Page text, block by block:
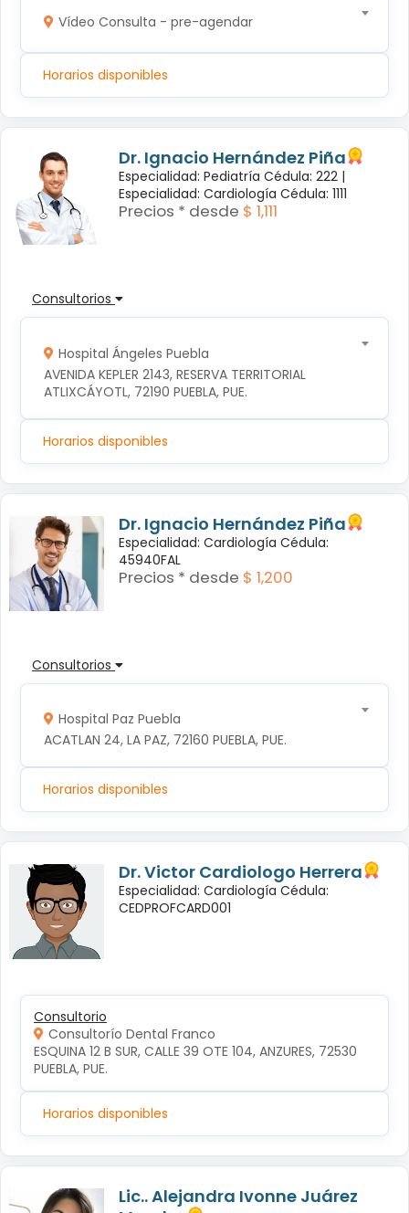
Vídeo Consulta - pre-agendar
Horarios disponibles
Dr. Ignacio Hernández Piña
Especialidad: Pediatría Cédula: 222 |
Especialidad: Cardiología Cédula: 1111
Precios * desde $ 1,111
Consultorios
Hospital Ángeles Puebla
AVENIDA KEPLER 2143, RESERVA TERRITORIAL
ATLIXCÁYOTL, 72190 PUEBLA, PUE.
Horarios disponibles
Dr. Ignacio Hernández Piña
Especialidad: Cardiología Cédula:
45940FAL
Precios * desde $ 1,200
Consultorios
Hospital Paz Puebla
ACATLAN 24, LA PAZ, 72160 PUEBLA, PUE.
Horarios disponibles
Dr. Victor Cardiologo Herrera
Especialidad: Cardiología Cédula:
CEDPROFCARD001
Consultorio
Consultorío Dental Franco
ESQUINA 12 B SUR, CALLE 39 OTE 104, ANZURES, 72530
PUEBLA, PUE.
Horarios disponibles
Lic.. Alejandra Ivonne Juárez